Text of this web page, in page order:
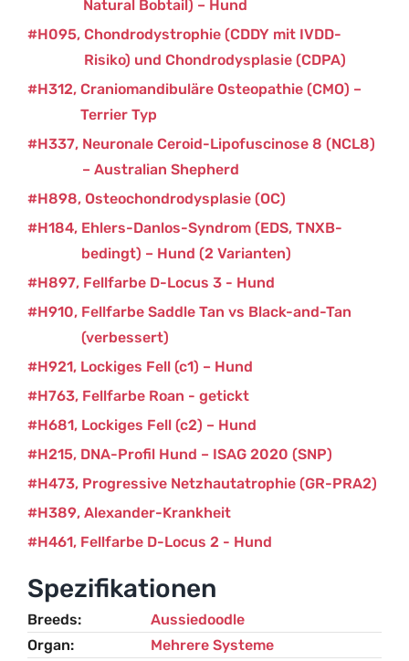
Natural Bobtail) – Hund
Chondrodystrophie (CDDY mit IVDD-
Risiko) und Chondrodysplasie (CDPA)
H095
Craniomandibuläre Osteopathie (CMO) –
Terrier Typ
H312
Neuronale Ceroid-Lipofuscinose 8 (NCL8)
– Australian Shepherd
H337
Osteochondrodysplasie (OC)
H898
Ehlers-Danlos-Syndrom (EDS, TNXB-
bedingt) – Hund (2 Varianten)
H184
Fellfarbe D-Locus 3 - Hund
H897
Fellfarbe Saddle Tan vs Black-and-Tan
(verbessert)
H910
Lockiges Fell (c1) – Hund
H921
Fellfarbe Roan - getickt
H763
Lockiges Fell (c2) – Hund
H681
DNA-Profil Hund – ISAG 2020 (SNP)
H215
Progressive Netzhautatrophie (GR-PRA2)
H473
Alexander-Krankheit
H389
Fellfarbe D-Locus 2 - Hund
H461
Spezifikationen
Breeds
Aussiedoodle
Organ
Mehrere Systeme